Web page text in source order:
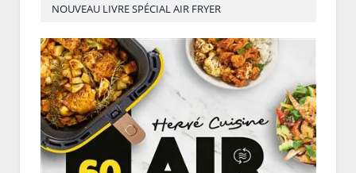
NOUVEAU LIVRE SPÉCIAL AIR FRYER